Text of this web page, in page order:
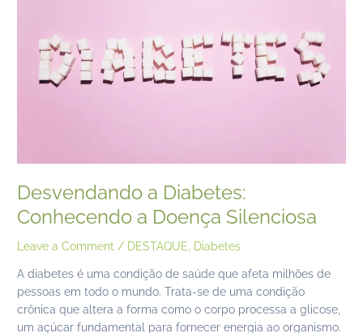
Desvendando a Diabetes:
Conhecendo a Doença Silenciosa
Leave a Comment / DESTAQUE Diabetes
A diabetes é uma condição de saúde que afeta milhões de
pessoas em todo o mundo. Trata-se de uma condição
crônica que altera a forma como o corpo processa a glicose,
um açúcar fundamental para fornecer energia ao organismo.
Doença
Silenciosa